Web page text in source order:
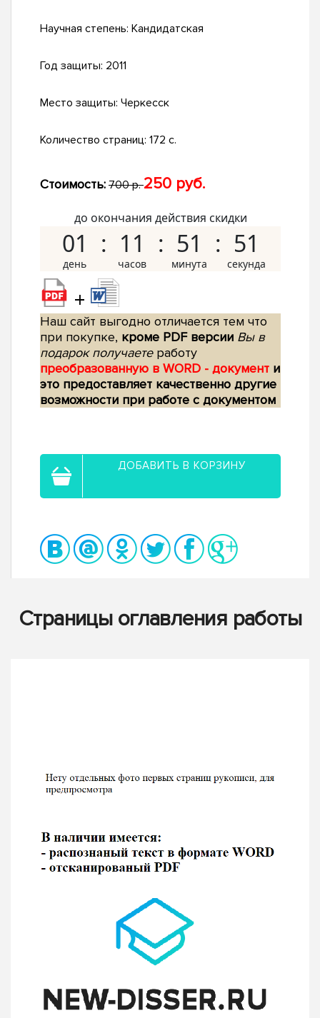
Научная степень: Кандидатская
Год защиты: 2011
Место защиты: Черкесск
Количество страниц: 172 с.
Стоимость: 700 р.250 руб.
до окончания действия скидки
01 11 51 50
+
Наш сайт выгодно отличается тем что
при покупке, кроме PDF версии Вы в
подарок получаетеработу
преобразованную в WORD - документ и
это предоставляет качественно другие
возможности при работе с документом
ДОБАВИТЬ В КОРЗИНУ
Страницы оглавления работы